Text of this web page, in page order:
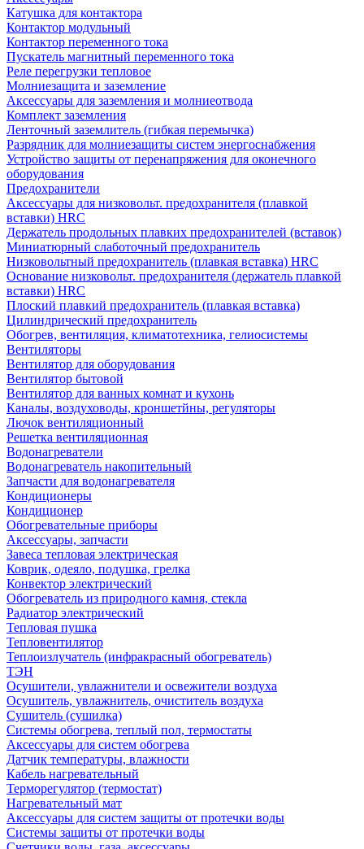
Катушка для контактора
Контактор модульный
Контактор переменного тока
Пускатель магнитный переменного тока
Реле перегрузки тепловое
Молниезащита и заземление
Аксессуары для заземления и молниеотвода
Комплект заземления
Ленточный заземлитель (гибкая перемычка)
Разрядник для молниезащиты систем энергоснабжения
Устройство защиты от перенапряжения для оконечного
оборудования
Предохранители
Аксессуары для низковольт. предохранителя (плавкой
вставки) HRC
Держатель продольных плавких предохранителей (вставок)
Миниатюрный слаботочный предохранитель
Низковольтный предохранитель (плавкая вставка) HRC
Основание низковольт. предохранителя (держатель плавкой
вставки) HRC
Плоский плавкий предохранитель (плавкая вставка)
Цилиндрический предохранитель
Обогрев, вентиляция, климатотехника, гелиосистемы
Вентиляторы
Вентилятор для оборудования
Вентилятор бытовой
Вентилятор для ванных комнат и кухонь
Каналы, воздуховоды, кроншетйны, регуляторы
Лючок вентиляционный
Решетка вентиляционная
Водонагреватели
Водонагреватель накопительный
Запчасти для водонагревателя
Кондиционеры
Кондиционер
Обогревательные приборы
Аксессуары, запчасти
Завеса тепловая электрическая
Коврик, одеяло, подушка, грелка
Конвектор электрический
Обогреватель из природного камня, стекла
Радиатор электрический
Тепловая пушка
Тепловентилятор
Теплоизлучатель (инфракрасный обогреватель)
ТЭН
Осушители, увлажнители и освежители воздуха
Осушитель, увлажнитель, очиститель воздуха
Сушитель (сушилка)
Системы обогрева, теплый пол, термостаты
Аксессуары для систем обогрева
Датчик температуры, влажности
Кабель нагревательный
Терморегулятор (термостат)
Нагревательный мат
Аксессуары для систем защиты от протечки воды
Системы защиты от протечки воды